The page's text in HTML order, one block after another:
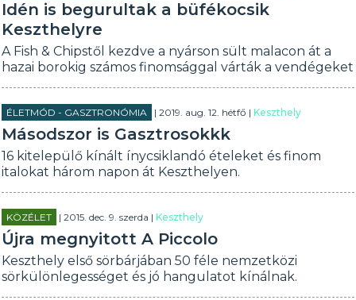
Idén is begurultak a büfékocsik
Keszthelyre
A Fish & Chipstől kezdve a nyárson sült malacon át a
hazai borokig számos finomsággal várták a vendégeket
ÉLETMÓD - GASZTRONÓMIA | 2019. aug. 12. hétfő |Keszthely
Másodszor is Gasztrosokkk
16 kitelepülő kínált ínycsiklandó ételeket és finom
italokat három napon át Keszthelyen.
KÖZÉLET | 2015. dec. 9. szerda |Keszthely
Újra megnyitott A Piccolo
Keszthely első sörbárjában 50 féle nemzetközi
sörkülönlegességet és jó hangulatot kínálnak.